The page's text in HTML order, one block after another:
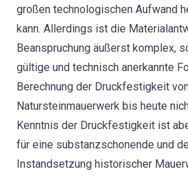
großen technologischen Aufwand
kann. Allerdings ist die
Beanspruchung äußerst komplex,
gültige und technisch anerkannte
Berechnung der Druckfestigkeit
Natursteinmauerwerk bis heute
Kenntnis der Druckfestigkeit ist
für eine substanzschonende und
Instandsetzung historischer